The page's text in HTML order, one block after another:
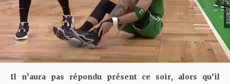
Il n’aura pas répondu présent ce soir, alors qu’il